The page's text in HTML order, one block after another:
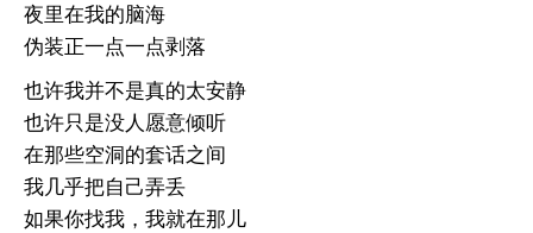
夜里在我的脑海
伪装正一点一点剥落
也许我并不是真的太安静
也许只是没人愿意倾听
在那些空洞的套话之间
我几乎把自己弄丢
如果你找我，我就在那儿